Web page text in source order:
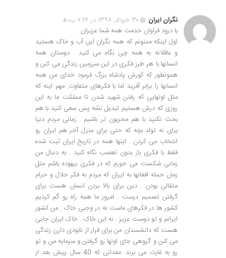
نگران ایران
۳۰ خرداد, ۱۳۹۸ در ۷:۲۶ ب٫ظ
با درود فراوان خدمت همه شما عزیزان.
اول اینکه ممنونم که همه نگران این آب و خاک هستید
و عاقلانه به همه چی نگاه می کنید . دوستان همه
انسانها با هر طرز فکری در این سرزمین زندگی می کنن و
همونطور که کورش پادشاه بزرگ فرمود خدای من همه
انسانها را برابر آفرید اما با فکرهای متفاوت. مهم اینه که
مثل اونهایی که رفتن شهید شدن تا مملکت ما به این
روزی که درش هستیم تبدیل نشه پس سعی کنید با هم
بحث نکنید با هم محربون تر باشیم . زمانی مردم دنیا
برای نه تولد بچه که حتی برای منزل آخر هم ایران رو
انتخاب می کردن . اینها همه در تاریخ ایران ثبت شده
فقط با فکری باز بدون تعصب نگاه کنید . به دنبال من
زمانی شکست می خورم که در فکری بیهوده باشم مثل
زمان حمله افغانها به ایران که مردم به فکر حلال و حرام
مثقالی بودن . دین برای بالا بردن انسان هست برای
گرفتن تصمیم درست . امروز ما همه راه رو گم کردیم
کشور ها در فکرهای ماست نه در وجبی خاک . من کشور
ایرانم و تو دوست عزیز . نه این خاک . خاک ایران جایی
هست که دانشمندان من برای فرار از نابودی دارن زندگی
می کنن و گروهی جای اونها رو گرفتن و سرمایه من و تو
رو به غارت می برند. معدانی که 40 سال پیش بعد از